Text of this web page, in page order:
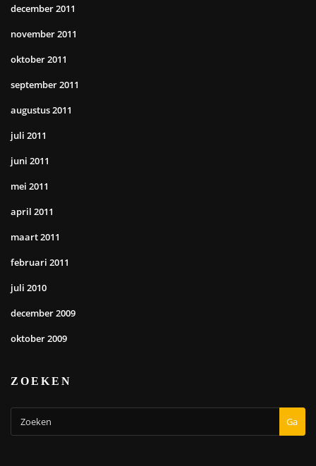
december 2011
november 2011
oktober 2011
september 2011
augustus 2011
juli 2011
juni 2011
mei 2011
april 2011
maart 2011
februari 2011
juli 2010
december 2009
oktober 2009
ZOEKEN
Ga